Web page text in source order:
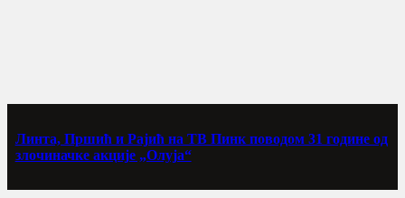
Линта, Пршић и Рајић на ТВ Пинк поводом 31 године од
злочиначке акције „Олуја“